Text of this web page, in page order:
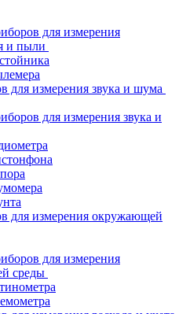
для измерения
и пыли
для измерения звука и шума
для измерения звука и
для измерения окружающей
для измерения
среды